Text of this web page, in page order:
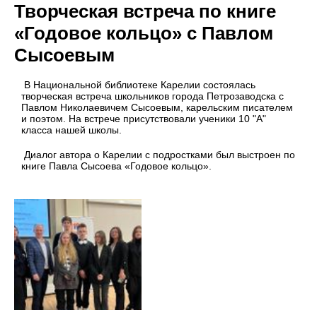
Творческая встреча по книге
«Годовое кольцо» с Павлом
Сысоевым
В Национальной библиотеке Карелии состоялась
творческая встреча школьников города Петрозаводска с
Павлом Николаевичем Сысоевым, карельским писателем
и поэтом. На встрече присутствовали ученики 10 "А"
класса нашей школы.
Диалог автора о Карелии с подростками был выстроен по
книге Павла Сысоева «Годовое кольцо».